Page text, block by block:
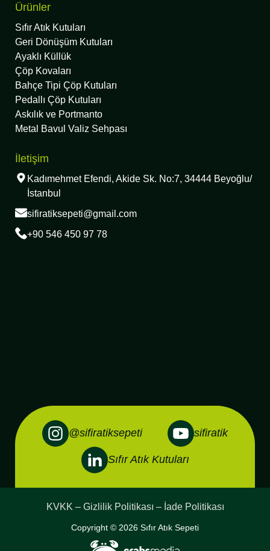
Ürünler
Sıfır Atık Kutuları
Geri Dönüşüm Kutuları
Ayaklı Küllük
Çöp Kovaları
Bahçe Tipi Çöp Kutuları
Pedallı Çöp Kutuları
Askılık ve Portmanto
Metal Bavul Valiz Sehpası
İletişim
Kadımehmet Efendi, Akide Sk. No:7, 34444 Beyoğlu/
İstanbul
sifiratiksepeti@gmail.com
+90 546 450 97 78
@sifiratiksepeti sifiratik
Sıfır Atık Kutuları
KVKK – Gizlilik Politikası – İade Politikası
Copyright © 2026 Sıfır Atık Sepeti